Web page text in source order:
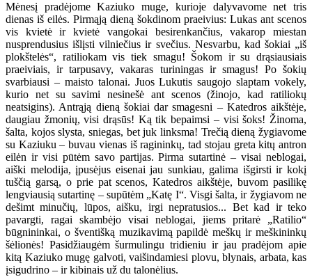
Mėnesį pradėjome Kaziuko muge, kurioje dalyvavome net tris
dienas iš eilės. Pirmąją dieną šokdinom praeivius: Lukas ant scenos
vis kvietė ir kvietė vangokai besirenkančius, vakarop miestan
nusprendusius išlįsti vilniečius ir svečius. Nesvarbu, kad šokiai „iš
plokštelės“, ratiliokam vis tiek smagu! Šokom ir su drąsiausiais
praeiviais, ir tarpusavy, vakaras turiningas ir smagus! Po šokių
svarbiausi – maisto talonai. Juos Lukutis saugojo slaptam vokely,
kurio net su savimi nesinešė ant scenos (žinojo, kad ratiliokų
neatsigins). Antrąją dieną šokiai dar smagesni – Katedros aikštėje,
daugiau žmonių, visi drąsūs! Ką tik bepaimsi – visi šoks! Žinoma,
šalta, kojos slysta, sniegas, bet juk linksma! Trečią dieną žygiavome
su Kaziuku – buvau vienas iš ragininkų, tad stojau greta kitų antron
eilėn ir visi pūtėm savo partijas. Pirma sutartinė – visai neblogai,
aiški melodija, įpusėjus eisenai jau sunkiau, galima išgirsti ir kokį
tuščią garsą, o prie pat scenos, Katedros aikštėje, buvom pasilikę
lengviausią sutartinę – supūtėm „Katę I“. Visgi šalta, ir žygiavom ne
dešimt minučių, lūpos, aišku, irgi nepratusios... Bet kad ir teko
pavargti, ragai skambėjo visai neblogai, jiems pritarė „Ratilio“
būgnininkai, o šventišką muzikavimą papildė meškų ir meškininkų
šėlionės! Pasidžiaugėm šurmulingu tridieniu ir jau pradėjom apie
kitą Kaziuko mugę galvoti, vaišindamiesi plovu, blynais, arbata, kas
įsigudrino – ir kibinais už du talonėlius.